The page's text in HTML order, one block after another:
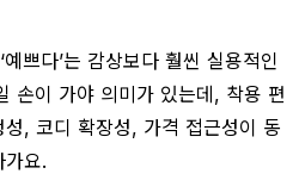
쁘다’는 감상보다 훨씬 실용적인
손이 가야 의미가 있는데, 착용 편
, 코디 확장성, 가격 접근성이 동
요.